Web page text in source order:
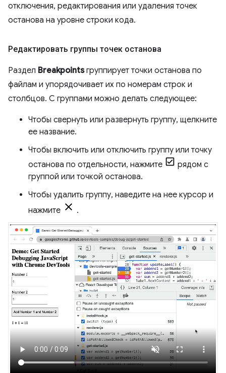
отключения, редактирования или удаления точек
останова на уровне строки кода.
Редактировать группы точек останова
Раздел Breakpointsгруппирует точки останова по
файлам и упорядочивает их по номерам строк и
столбцов. С группами можно делать следующее:
Чтобы свернуть или развернуть группу, щелкните
ее название.
Чтобы включить или отключить группу или точку
останова по отдельности, нажмите
рядом с
группой или точкой останова.
Чтобы удалить группу, наведите на нее курсор и
нажмите
.